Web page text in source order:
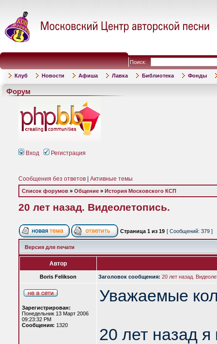
Поиск:
Клуб Новости Афиша Лавка Библиотека Фонды
Форум
Вход Регистрация
Сообщения без ответов Активные темы
Список форумов » Общение » История Московского КСП
20 лет назад. Видеолетопись.
Страница 1 из 19 [ Сообщений: 379 ]
Версия для печати
Автор
Boris Felikson Заголовок сообщения: 20 лет назад.
Зарегистрирован:
Понедельник 13 Март 2006
09:23:32 PM
Сообщения: 1320
Уважаемые
20 лет назад я